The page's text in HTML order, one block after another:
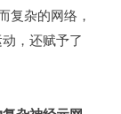
复杂的网络，
，还赋予了